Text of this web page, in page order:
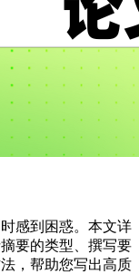
感到困惑。本文详
要的类型、撰写要
，帮助您写出高质